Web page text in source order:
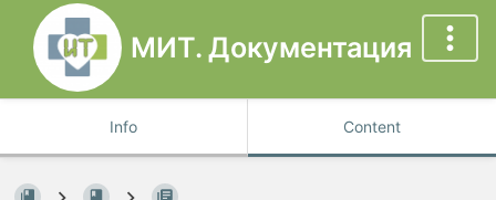
МИТ. Документация
Info Content